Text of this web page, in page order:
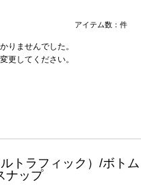
アイテム数： 件
りませんでした。
更してください。
トラフィック）/ボトム
ナップ